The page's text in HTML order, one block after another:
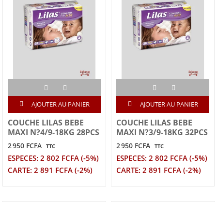
AJOUTER AU PANIER
COUCHE LILAS BEBE
MAXI N?4/9-18KG 28PCS
2 950 FCFA TTC
ESPECES: 2 802 FCFA (-5%)
CARTE: 2 891 FCFA (-2%)
AJOUTER AU PANIER
COUCHE LILAS BEBE
MAXI N?3/9-18KG 32PCS
2 950 FCFA TTC
ESPECES: 2 802 FCFA (-5%)
CARTE: 2 891 FCFA (-2%)